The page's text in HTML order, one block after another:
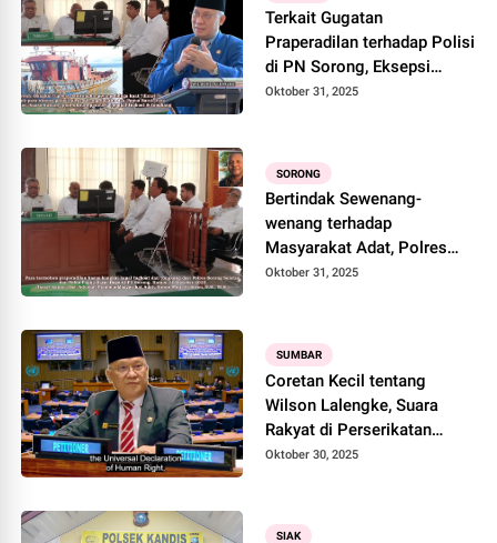
Terkait Gugatan
Praperadilan terhadap Polisi
di PN Sorong, Eksepsi
Tergugat Ngawur bin
Oktober 31, 2025
SORONG
Bertindak Sewenang-
wenang terhadap
Masyarakat Adat, Polres
Sorong Selatan dan Polda
Oktober 31, 2025
SUMBAR
Coretan Kecil tentang
Wilson Lalengke, Suara
Rakyat di Perserikatan
Bangsa-Bangsa
Oktober 30, 2025
SIAK